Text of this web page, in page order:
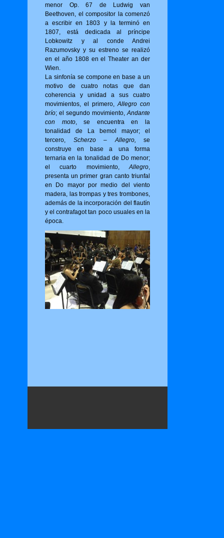
menor Op. 67 de Ludwig van
Beethoven, el compositor la comenzó
a escribir en 1803 y la terminó en
1807, está dedicada al príncipe
Lobkowitz y al conde Andrei
Razumovsky y su estreno se realizó
en el año 1808 en el Theater an der
Wien.
La sinfonía se compone en base a un
motivo de cuatro notas que dan
coherencia y unidad a sus cuatro
movimientos, el primero,Allegro con
brío; el segundo movimiento,Andante
con moto, se encuentra en la
tonalidad de La bemol mayor; el
tercero, Scherzo – Allegro, se
construye en base a una forma
ternaria en la tonalidad de Do menor;
el cuarto movimiento,Allegro,
presenta un primer gran canto triunfal
en Do mayor por medio del viento
madera, las trompas y tres trombones,
además de la incorporación del flautín
y el contrafagot tan poco usuales en la
época.